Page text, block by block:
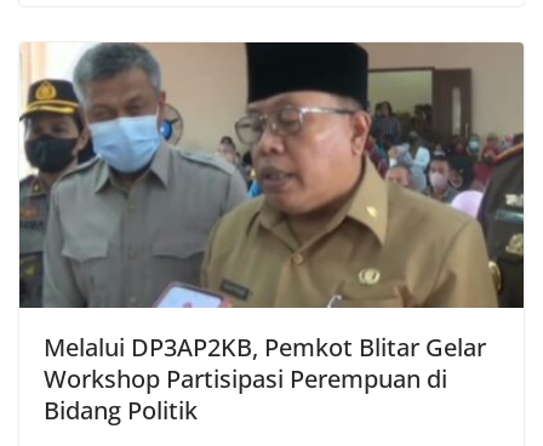
Melalui DP3AP2KB, Pemkot Blitar Gelar
Workshop Partisipasi Perempuan di
Bidang Politik